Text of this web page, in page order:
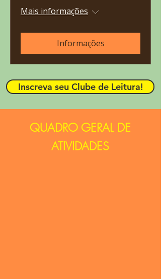
Mais informações
Informações
Inscreva seu Clube de Leitura!
QUADRO GERAL DE
ATIVIDADES